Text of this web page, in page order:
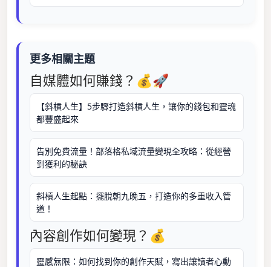
更多相關主題
自媒體如何賺錢？💰🚀
【斜槓人生】5步驟打造斜槓人生，讓你的錢包和靈魂
都豐盛起來
告別免費流量！部落格私域流量變現全攻略：從經營
到獲利的秘訣
斜槓人生起點：擺脫朝九晚五，打造你的多重收入管
道！
內容創作如何變現？💰
靈感無限：如何找到你的創作天賦，寫出讓讀者心動